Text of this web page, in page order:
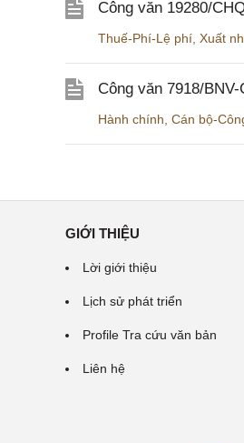
Công văn 19280/
Thuế-Phí-Lệ phí Xuất
Công văn 7918/
Hành chính Cán bộ-
GIỚI THIỆU
Lời giới thiệu
Lịch sử phát triển
Profile Tra cứu văn bản
Liên hệ